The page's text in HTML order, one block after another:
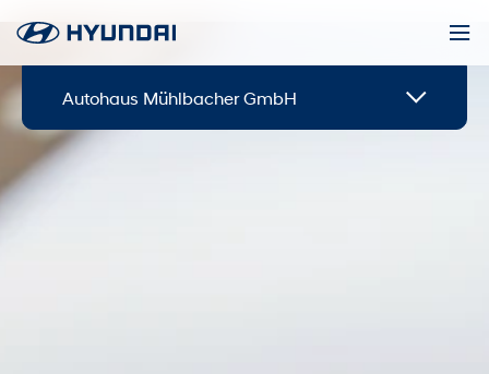
Autohaus Mühlbacher GmbH